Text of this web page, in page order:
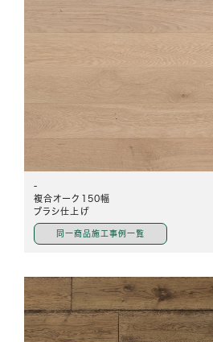
-
複合オーク150幅
ブラシ仕上げ
同一商品施工事例一覧